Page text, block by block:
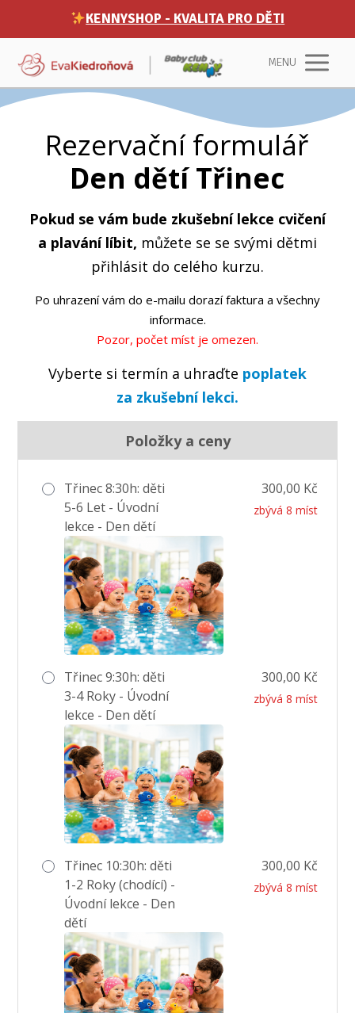
KENNYSHOP - KVALITA PRO DĚTI
MENU
Rezervační formulář
Den dětí Třinec
Pokud se vám bude zkušební lekce cvičení
a plavání líbit, můžete se se svými dětmi
přihlásit do celého kurzu.
Po uhrazení vám do e-mailu dorazí faktura a všechny
informace.
Pozor, počet míst je omezen.
Vyberte si termín a uhraďte poplatek
za zkušební lekci.
Položky a ceny
Třinec 8:30h: děti
5-6 Let - Úvodní
lekce - Den dětí
zbývá 8 míst
300,00 Kč
Třinec 9:30h: děti
3-4 Roky - Úvodní
lekce - Den dětí
zbývá 8 míst
300,00 Kč
Třinec 10:30h: děti
1-2 Roky (chodící) -
Úvodní lekce - Den
dětí
zbývá 8 míst
300,00 Kč